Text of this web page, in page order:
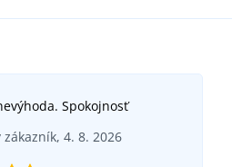
Spokojnosť
zákazník, 4. 8. 2026